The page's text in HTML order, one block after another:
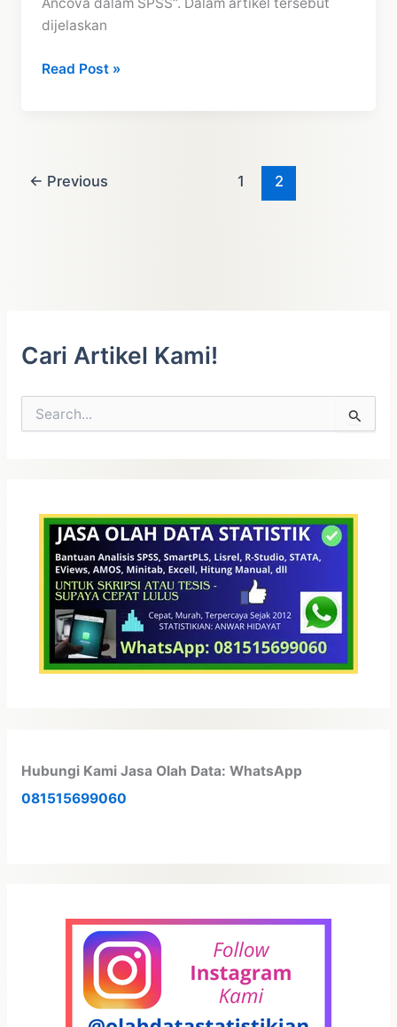
Ancova dalam SPSS“. Dalam artikel tersebut
dijelaskan
Tutorial
SPSS
Read Post »
← Previous 1 2
Cari Artikel Kami!
Hubungi Kami Jasa Olah Data: WhatsApp
081515699060